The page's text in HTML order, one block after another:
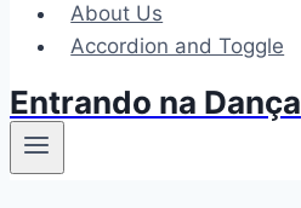
About Us
Accordion and Toggle
Entrando na Dança